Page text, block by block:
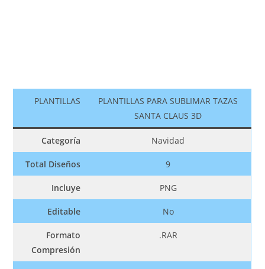
PLANTILLAS
PLANTILLAS PARA SUBLIMAR TAZAS
SANTA CLAUS 3D
Categoría Navidad
Total Diseños 9
Incluye PNG
Editable No
Formato
Compresión
.RAR